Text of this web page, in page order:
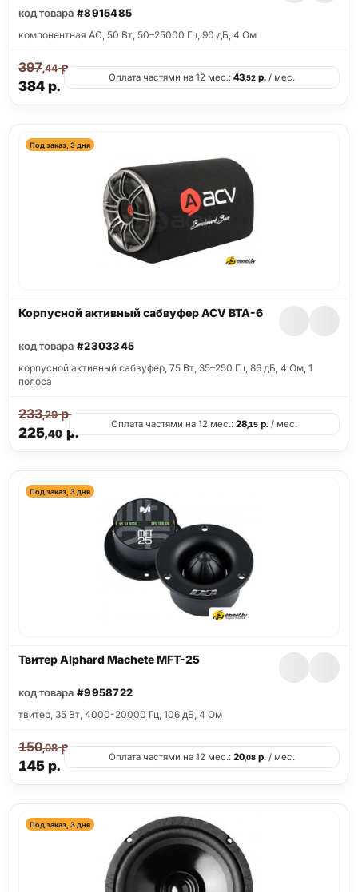
код товара #8915485
компонентная АС, 50 Вт, 50–25000 Гц, 90 дБ, 4 Ом
384р.
397,44р.
Оплата частями на 12 мес.: 43,52р./ мес.
Под заказ, 3 дня
Корпусной активный сабвуфер ACV BTA-6
код товара #2303345
корпусной активный сабвуфер, 75 Вт, 35–250 Гц, 86 дБ, 4 Ом, 1
полоса
225,40р.
233,29р.
Оплата частями на 12 мес.: 28,15 р. / мес.
Под заказ, 3 дня
Твитер Alphard Machete MFT-25
код товара #9958722
твитер, 35 Вт, 4000-20000 Гц, 106 дБ, 4 Ом
145р.
150,08р.
Оплата частями на 12 мес.: 20,08р./ мес.
Под заказ, 3 дня